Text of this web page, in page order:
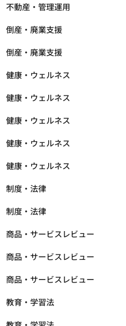
不動産・管理運用
倒産・廃業支援
倒産・廃業支援
健康・ウェルネス
健康・ウェルネス
健康・ウェルネス
健康・ウェルネス
健康・ウェルネス
制度・法律
制度・法律
商品・サービスレビュー
商品・サービスレビュー
商品・サービスレビュー
教育・学習法